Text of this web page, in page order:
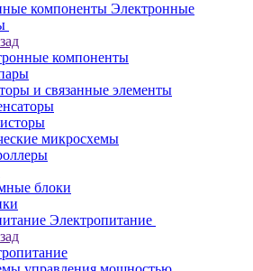
Электронные
компоненты
и связанные элементы
микросхемы
блоки
Электропитание